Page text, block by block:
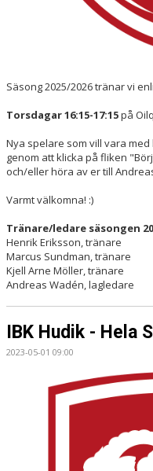
Säsong 2025/2026 tränar vi
Torsdagar 16:15-17:15på
Nya spelare som vill vara
genom att klicka på fliken
och/eller höra av er till
Varmt välkomna! :)
Tränare/ledare säsongen
Henrik Eriksson, tränare
Marcus Sundman, tränare
Kjell Arne Möller, tränare
Andreas Wadén, lagledare
IBK Hudik - Hela
2023-05-01 09:00